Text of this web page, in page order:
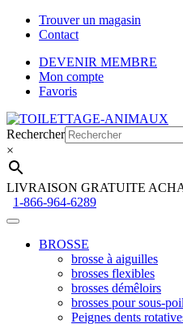
Trouver un magasin
Contact
DEVENIR MEMBRE
Mon compte
Favoris
Aller
à
la
navigation
Aller
au
contenu
Rechercher
×
LIVRAISON GRATUITE
1-866-964-6289
BROSSE
brosse à aiguilles
brosses flexibles
brosses démêloirs
brosses pour sous-
Peignes dents